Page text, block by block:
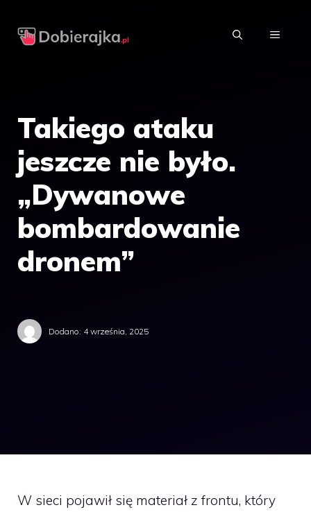
MENU
Takiego ataku
jeszcze nie było.
„Dywanowe
bombardowanie
dronem”
Dodano: 4 września, 2025
W sieci pojawił się materiał z frontu, który